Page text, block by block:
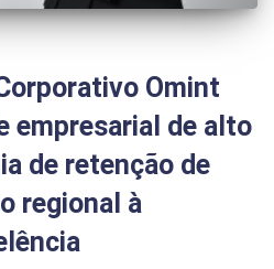
Omint
empresarial de alto
de retenção de
regional à